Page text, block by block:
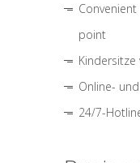
point
Kindersitze
Online-
24/7-